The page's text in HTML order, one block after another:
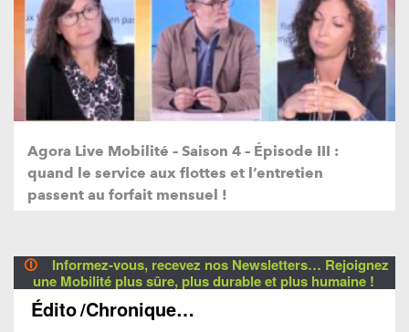
Agora Live Mobilité – Saison 4 – Épisode III :
quand le service aux flottes et l’entretien
passent au forfait mensuel !
🛈
Informez-vous, recevez nos Newsletters… Rejoignez
une Mobilité plus sûre, plus durable et plus humaine !
Édito/Chronique…